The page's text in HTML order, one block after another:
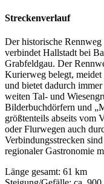
Streckenverlauf
Der historische
verbindet Hallstadt bei
Grabfeldgau. Der
Kurierweg belegt,
und bietet dadurch
weiten Tal- und
Bilderbuchdörfern und
größtenteils abseits vom
oder Flurwegen auch
Verbindungsstrecken
regionaler Gastronomie
Länge gesamt: 61 km